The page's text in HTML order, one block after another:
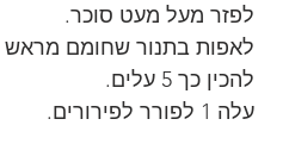
לפזר מעל מעט סוכר.
לאפות בתנור שחומם מראש 220 מעלות כרבע שעה כל עלה עד להזהבה.
להכין כך 5 עלים.
עלה 1 לפורר לפירורים.